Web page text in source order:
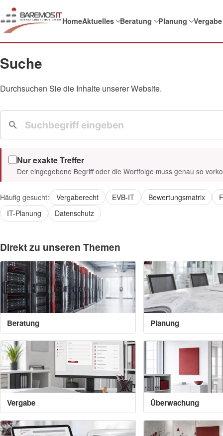
HomeAktuelles Beratung Planung Vergabe
Suche
Durchsuchen Sie die Inhalte unserer Website.
Nur exakte Treffer
Der eingegebene Begriff oder die Wortfolge muss genau so
Häufig gesucht: Vergaberecht EVB-IT Bewertungsmatrix
IT-Planung
Datenschutz
Direkt zu unseren Themen
Beratung Planung
Vergabe Überwachung